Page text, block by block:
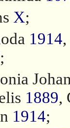
X;
1914
;
1889,
1914;